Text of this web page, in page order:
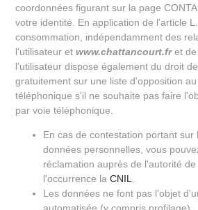
coordonnées figurant sur la page
votre identité. En application de l'article
consommation, indépendamment des
l'utilisateur etwww.chattancourt.fret de
l'utilisateur dispose également du droit
gratuitement sur une liste d'opposition
téléphonique s'il ne souhaite pas faire
par voie téléphonique.
En cas de contestation portant sur
données personnelles, vous
réclamation auprès de l'autorité
l'occurrence laCNIL.
Les données ne font pas l'objet